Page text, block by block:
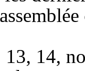
13, 14,